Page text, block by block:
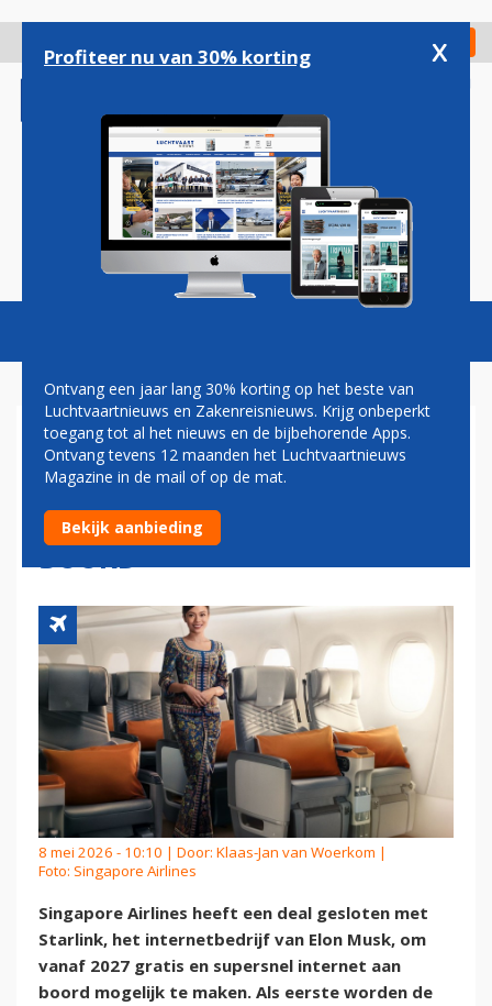
gaan
Check in
Magazine Podcasts Vacatures
SINGAPORE AIRLINES IN ZEE
MET STARLINK VOOR
AANBIEDEN INTERNET AAN
BOORD
8 mei 2026 - 10:10 | Door: Klaas-Jan van Woerkom |
Foto: Singapore Airlines
Singapore Airlines heeft een deal gesloten met
Starlink, het internetbedrijf van Elon Musk, om
vanaf 2027 gratis en supersnel internet aan
boord mogelijk te maken. Als eerste worden de
Profiteer nu van 30% korting x
Ontvang een jaar lang 30% korting op het beste van
Luchtvaartnieuws en Zakenreisnieuws. Krijg onbeperkt
toegang tot al het nieuws en de bijbehorende Apps.
Ontvang tevens 12 maanden het Luchtvaartnieuws
Magazine in de mail of op de mat.
Bekijk aanbieding